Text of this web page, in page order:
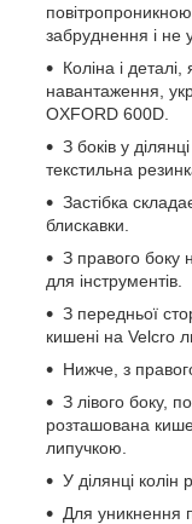
забруднення і не
Коліна і
навантаження,
OXFORD 600D.
З боків у
текстильна
Застібка
блискавки.
З правого боку
для інструментів.
З передньої
кишені на Velcro
Нижче, з
З лівого боку,
розташована
липучкою.
У ділянці колін
Для уникнення